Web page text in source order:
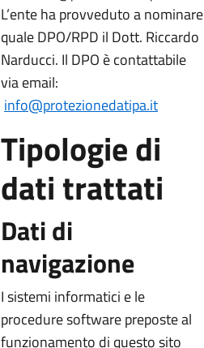
L’ente ha provveduto a nominare
quale DPO/RPD il Dott. Riccardo
Narducci. Il DPO è contattabile
via email:
info@protezionedatipa.it
Tipologie di
dati trattati
Dati di
navigazione
I sistemi informatici e le
procedure software preposte al
funzionamento di questo sito